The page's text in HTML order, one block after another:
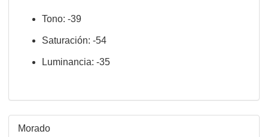
Tono: -39
Saturación: -54
Luminancia: -35
Morado